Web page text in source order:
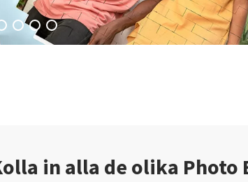
in alla de olika Photo